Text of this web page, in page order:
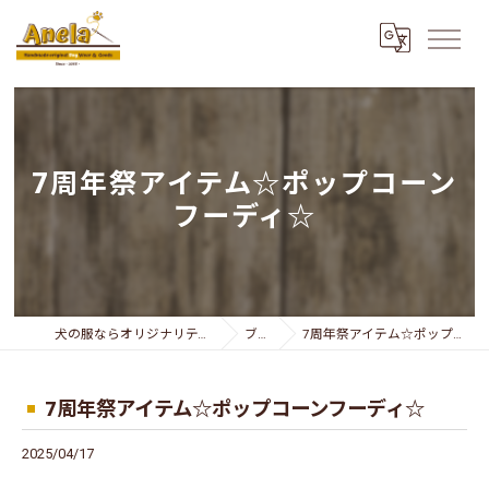
7周年祭アイテム☆ポップコーン
フーディ☆
犬の服ならオリジナリティー溢れるAnela ブログ 7周年祭アイテム☆ポップコーンフーディ☆
7周年祭アイテム☆ポップコーンフーディ☆
2025/04/17